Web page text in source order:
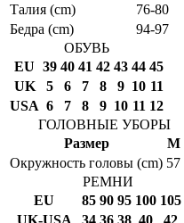
Талия (cm)
76-80
Бедра (cm)
94-97
ОБУВЬ
EU 39 40 41 42 43 44 45
UK
5 6 7 8 9 10 11
USA 6 7 8 9 10 11 12
ГОЛОВНЫЕ УБОРЫ
Размер
M
Окружность головы (cm) 57
РЕМНИ
EU
85 90 95 100 105
UK-USA
34 36 38 40 42